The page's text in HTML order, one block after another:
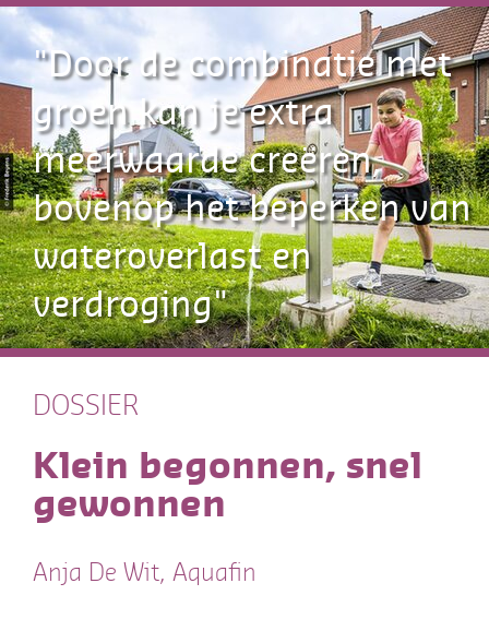
DOSSIER
Klein begonnen, snel
gewonnen
Anja De Wit, Aquafin
"Door de combinatie met
groen kan je extra
meerwaarde creëren,
bovenop het beperken van
wateroverlast en
verdroging"